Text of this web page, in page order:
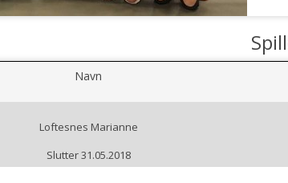
Navn
Loftesnes Marianne
Slutter 31.05.2018